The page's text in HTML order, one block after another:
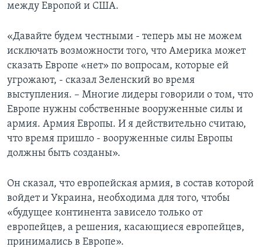
между Европой и США.
«Давайте будем честными - теперь мы не можем
исключать возможности того, что Америка может
сказать Европе «нет» по вопросам, которые ей
угрожают, - сказал Зеленский во время
выступления. – Многие лидеры говорили о том, что
Европе нужны собственные вооруженные силы и
армия. Армия Европы. И я действительно считаю,
что время пришло - вооруженные силы Европы
должны быть созданы».
Он сказал, что европейская армия, в состав которой
войдет и Украина, необходима для того, чтобы
«будущее континента зависело только от
европейцев, а решения, касающиеся европейцев,
принимались в Европе».